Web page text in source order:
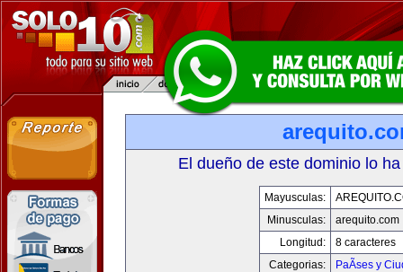
El dueño de este dominio lo
Mayusculas:
Minusculas:
arequito.com
Longitud:
8 caracteres
Categorias:
PaÃ­ses y